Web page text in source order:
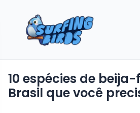
10 espécies de
Brasil que você